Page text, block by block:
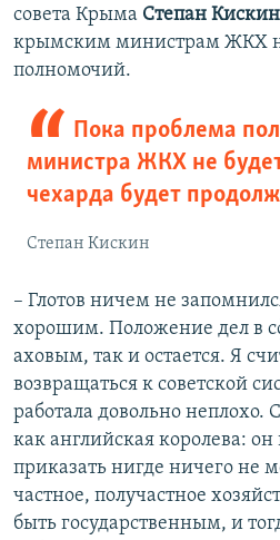
совета Крыма Степан Кискин
крымским министрам ЖКХ
полномочий.
Пока проблема
министра ЖКХ не
чехарда будет
Степан Кискин
– Глотов ничем не
хорошим. Положение дел в
аховым, так и остается. Я
возвращаться к советской
работала довольно
как английская королева:
приказать нигде ничего не
частное, получастное
быть государственным, и